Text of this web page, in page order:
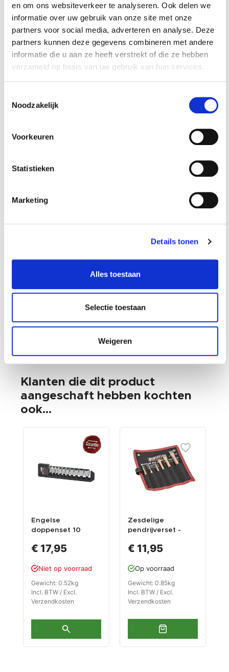
en om ons websiteverkeer te analyseren. Ook delen we
informatie over uw gebruik van onze site met onze
partners voor social media, adverteren en analyse. Deze
partners kunnen deze gegevens combineren met andere
informatie die u aan ze heeft verstrekt of die ze hebben
verzameld op basis van uw gebruik van hun services.
Noodzakelijk
Voorkeuren
Statistieken
Marketing
Details tonen
Alles toestaan
Selectie toestaan
Weigeren
Accessoires voor een nog
delig met 1/2"
Incl. BTW / Excl.
Klanten die dit product
aangeschaft hebben kochten
ook...
Engelse
doppenset 10
€ 17,95
Niet op voorraad
Gewicht: 0.52kg
Incl. BTW / Excl.
Verzendkosten
Zesdelige
pendrijverset -
centerpons set.
€ 11,95
Op voorraad
Gewicht: 0.85kg
Incl. BTW / Excl.
Verzendkosten